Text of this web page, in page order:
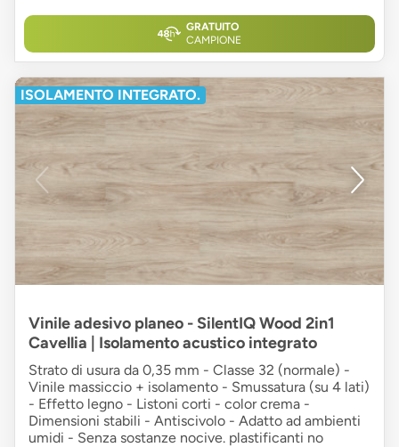
GRATUITO
CAMPIONE
ISOLAMENTO INTEGRATO.
Vinile adesivo planeo - SilentIQ Wood 2in1
Cavellia | Isolamento acustico integrato
Strato di usura da 0,35 mm - Classe 32 (normale) -
Vinile massiccio + isolamento - Smussatura (su 4 lati)
- Effetto legno - Listoni corti - color crema -
Dimensioni stabili - Antiscivolo - Adatto ad ambienti
umidi - Senza sostanze nocive. plastificanti no